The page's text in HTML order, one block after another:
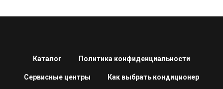
Каталог Политика конфиденциальности
Сервисные центры Как выбрать кондиционер